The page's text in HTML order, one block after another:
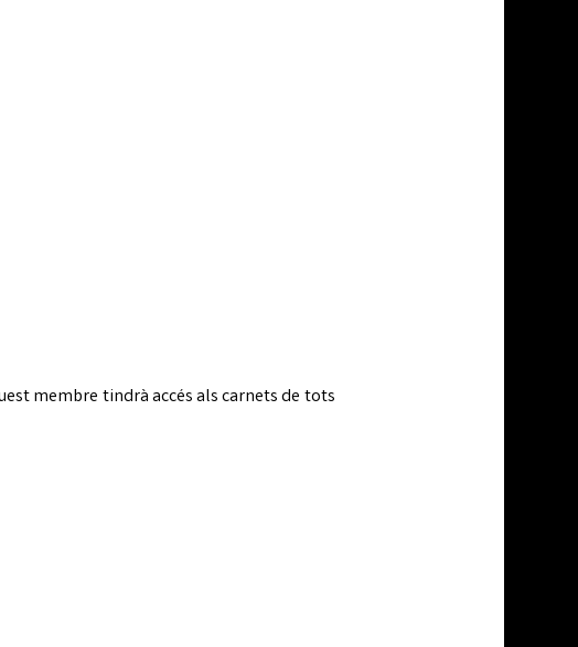
membre tindrà accés als carnets de tots